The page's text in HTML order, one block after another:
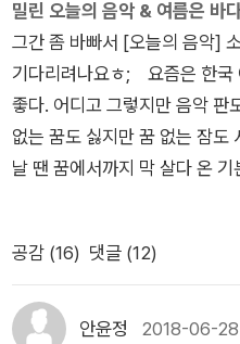
적어도 시집과 관련해선 그런
도 않을 뿐더러 오히려 나쁘다
뜯었으니 빨리 먹어야 한다는
것과 뭐가 다를까. 시집은 달
다. 1개월마다 한 장을 넘겨야
달력이듯이 시집도 그렇게 대
고 생각한다. 책의 한 페이지와
그냥 그런 걸 무비판적으로 수
안치는 시인의 마음, 그 솥은 어
쇳덩이였을지도 모른다. 솥을
매일 반복되는 쌀, 솥, 밥, 아침,
리듬. 막둥이의 아침밥을 몇 번
밀린 오늘의 음악 & 여름은 바
그간 좀 바빠서 [오늘의 음악]
기다리려나요ㅎ; 요즘은 한국
좋다. 어디고 그렇지만 음악 판
없는 꿈도 싫지만 꿈 없는 잠도
날 땐 꿈에서까지 막 살다 온
Now, Now 'Az' :상큼한 pop.
다. ♪ Lowrie 'King' : 뭐야 뭐
지션도 나오다니 기쁘다~ 스포
공감 (16) 댓글 (12)
안윤정 2018-06-28